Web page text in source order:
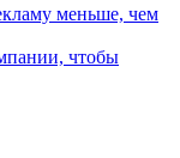
меньше, чем
чтобы